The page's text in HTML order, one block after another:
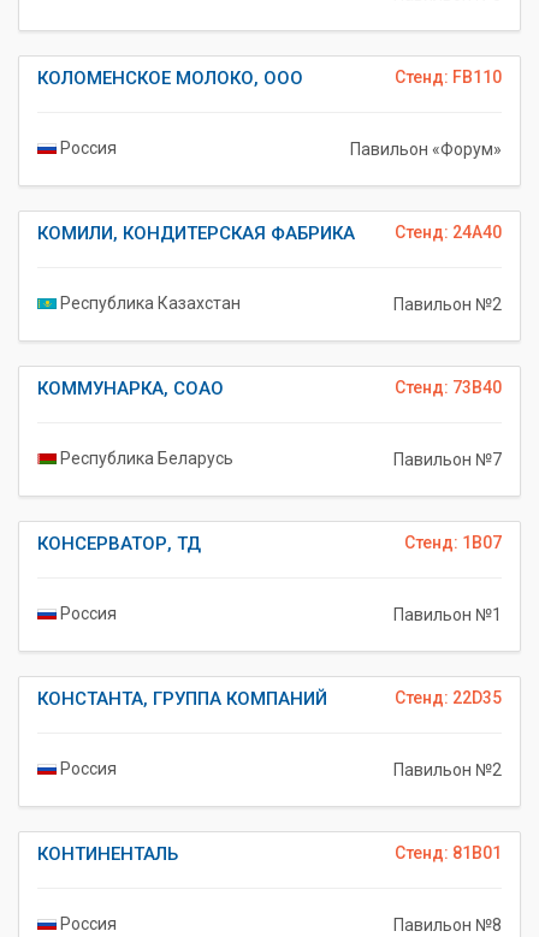
Стенд: FB110
КОЛОМЕНСКОЕ МОЛОКО, ООО
Россия Павильон «Форум»
Стенд: 24A40
КОМИЛИ, КОНДИТЕРСКАЯ ФАБРИКА
Республика Казахстан Павильон №2
Стенд: 73B40
КОММУНАРКА, СОАО
Республика Беларусь Павильон №7
Стенд: 1B07
КОНСЕРВАТОР, ТД
Россия Павильон №1
Стенд: 22D35
КОНСТАНТА, ГРУППА КОМПАНИЙ
Россия Павильон №2
Стенд: 81B01
КОНТИНЕНТАЛЬ
Россия Павильон №8